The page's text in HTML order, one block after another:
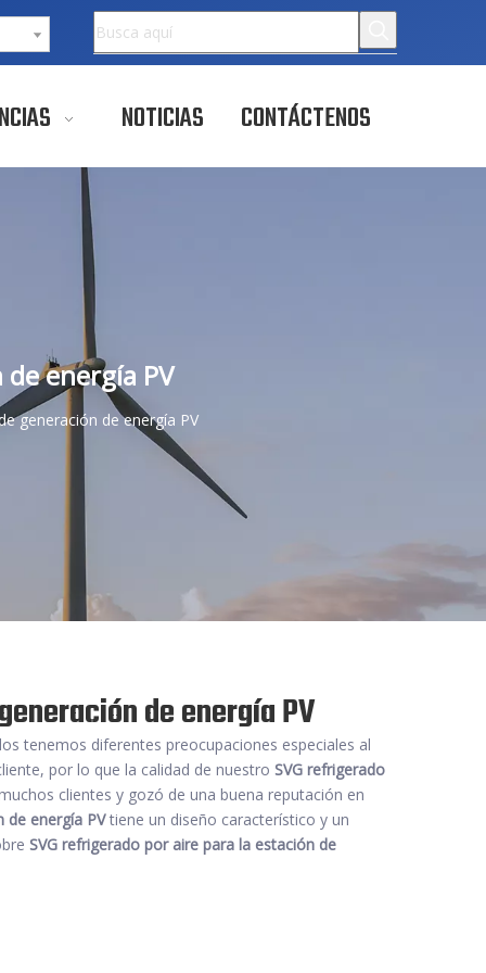
NOTICIAS CONTÁCTENOS
energía PV
generación de energía PV
de energía PV
tenemos diferentes preocupaciones especiales al
por lo que la calidad de nuestro SVG refrigerado
clientes y gozó de una buena reputación en
de energía PVtiene un diseño característico y un
SVG refrigerado por aire para la estación de